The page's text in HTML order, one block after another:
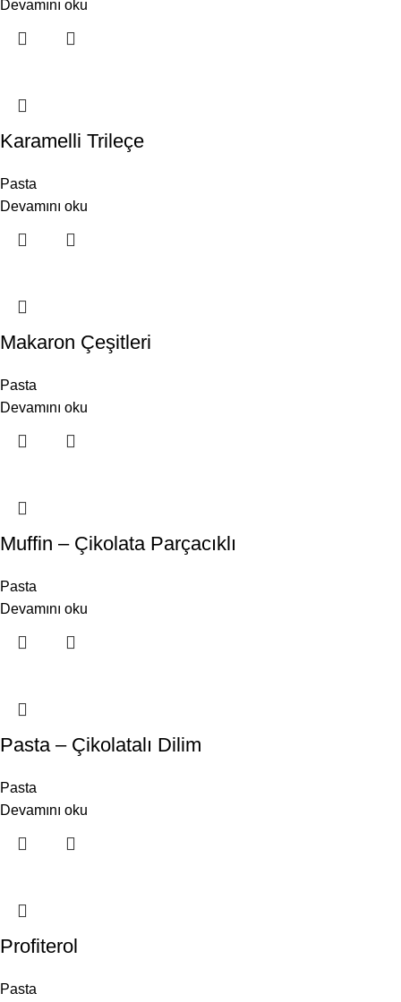
Devamını oku
Karamelli Trileçe
Pasta
Devamını oku
Makaron Çeşitleri
Pasta
Devamını oku
Muffin – Çikolata Parçacıklı
Pasta
Devamını oku
Pasta – Çikolatalı Dilim
Pasta
Devamını oku
Profiterol
Pasta